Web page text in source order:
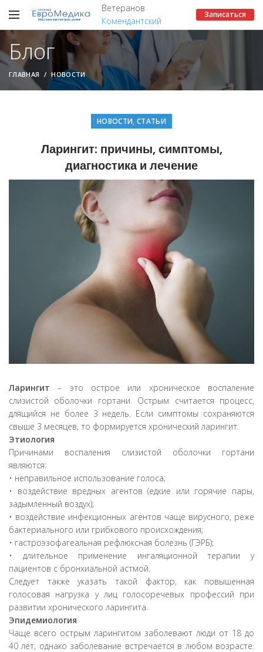
Ветеранов
Комендантский
Записаться
Блог
ГЛАВНАЯ НОВОСТИ
НОВОСТИ,СТАТЬИ
Ларингит: причины, симптомы,
диагностика и лечение
Ларингит – это острое или хроническое воспаление
слизистой оболочки гортани. Острым считается процесс,
длящийся не более 3 недель. Если симптомы сохраняются
свыше 3 месяцев, то формируется хронический ларингит.
Этиология
Причинами воспаления слизистой оболочки гортани
являются:
• неправильное использование голоса;
• воздействие вредных агентов (едкие или горячие пары,
задымленный воздух);
• воздействие инфекционных агентов чаще вирусного, реже
бактериального или грибкового происхождения;
• гастроэзофагеальная рефлюксная болезнь (ГЭРБ);
• длительное применение ингаляционной терапии у
пациентов с бронхиальной астмой.
Следует также указать такой фактор, как повышенная
голосовая нагрузка у лиц голосоречевых профессий при
развитии хронического ларингита.
Эпидемиология
Чаще всего острым ларингитом заболевают люди от 18 до
40 лет, однако заболевание встречается в любом возрасте.